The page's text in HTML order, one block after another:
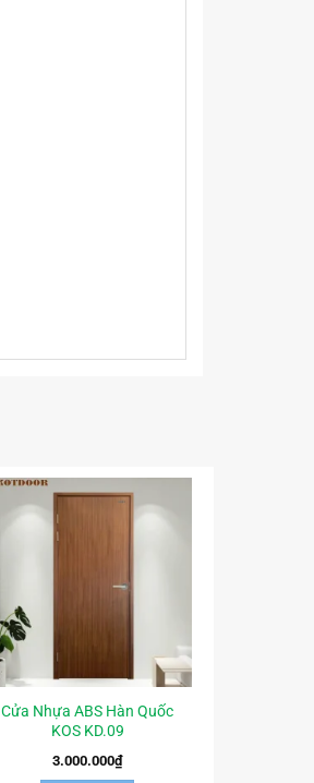
Cửa Nhựa ABS Hàn Quốc
KOS KD.09
3.000.000₫